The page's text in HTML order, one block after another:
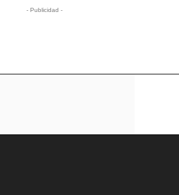
- Publicidad -